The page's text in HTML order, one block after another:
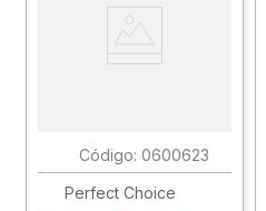
: 0600623
Perfect Choice